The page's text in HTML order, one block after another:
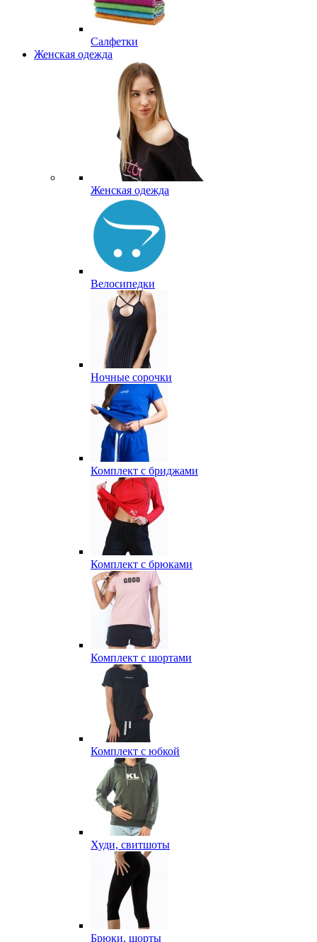
Салфетки
Женская одежда
Женская одежда
Велосипедки
Ночные сорочки
Комплект с бриджами
Комплект с брюками
Комплект с шортами
Комплект с юбкой
Худи, свитшоты
Брюки, шорты